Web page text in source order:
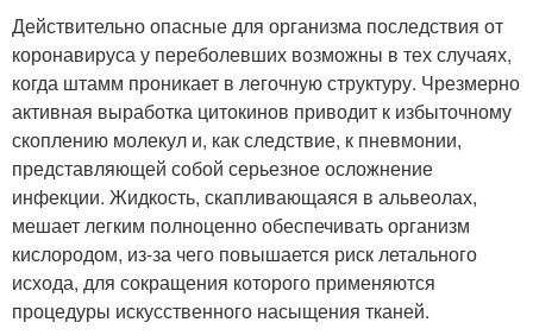
Действительно опасные для организма последствия от
коронавируса у переболевших возможны в тех случаях,
когда штамм проникает в легочную структуру. Чрезмерно
активная выработка цитокинов приводит к избыточному
скоплению молекул и, как следствие, к пневмонии,
представляющей собой серьезное осложнение
инфекции. Жидкость, скапливающаяся в альвеолах,
мешает легким полноценно обеспечивать организм
кислородом, из-за чего повышается риск летального
исхода, для сокращения которого применяются
процедуры искусственного насыщения тканей.